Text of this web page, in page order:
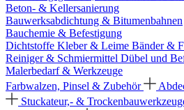
Beton- & Kellersanierung
Bauwerksabdichtung & Bitumenbahnen
Bauchemie & Befestigung
Dichtstoffe Kleber & Leime Bänder &
Reiniger & Schmiermittel Dübel und
Malerbedarf & Werkzeuge
Farbwalzen, Pinsel & Zubehör
Stuckateur,- &